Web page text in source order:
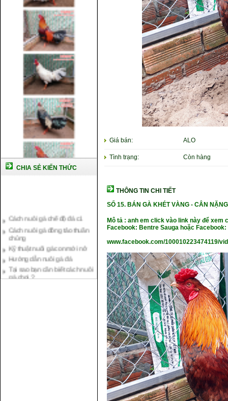
CHIA SẺ KIẾN THỨC
Cách nuôi gà đông tảo thuần
Kỹ thuật nuôi gà con mới nở
Hướng dẫn nuôi gà đá
Tại sao bạn cần biết cách nuôi
gà chọi ?
Cách điều trị bệnh sổ mũi cho
Giá bán: ALO
Tình trạng: Còn hàng
THÔNG TIN CHI TIẾT
SỐ 15.BÁN GÀ KHÉT VÀNG -CÂN NẶ
Mô tả : anh em click vào link này để
Facebook: Bentre Sauga hoặc Facebook:
www.facebook.com/100010223474119/